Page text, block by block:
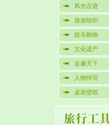
风光古迹
旅游组织
娱乐购物
文化遗产
走遍天下
人物特写
桌面壁纸